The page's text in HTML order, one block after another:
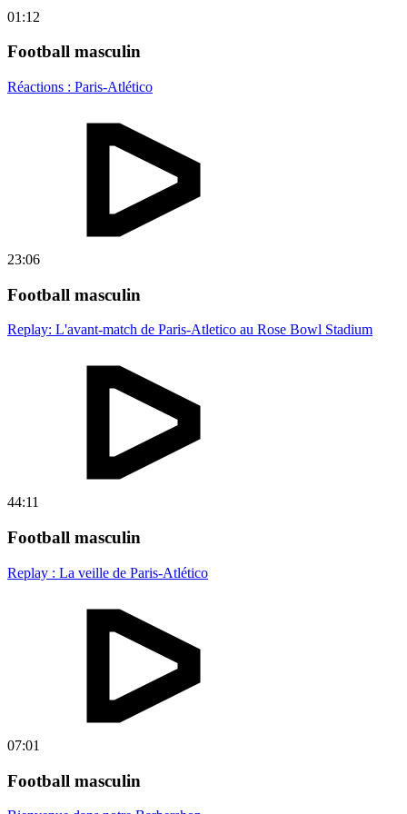
01:12
Football masculin
Réactions : Paris-Atlético
23:06
Football masculin
Replay: L'avant-match de Paris-Atletico au Rose Bowl Stadium
44:11
Football masculin
Replay : La veille de Paris-Atlético
07:01
Football masculin